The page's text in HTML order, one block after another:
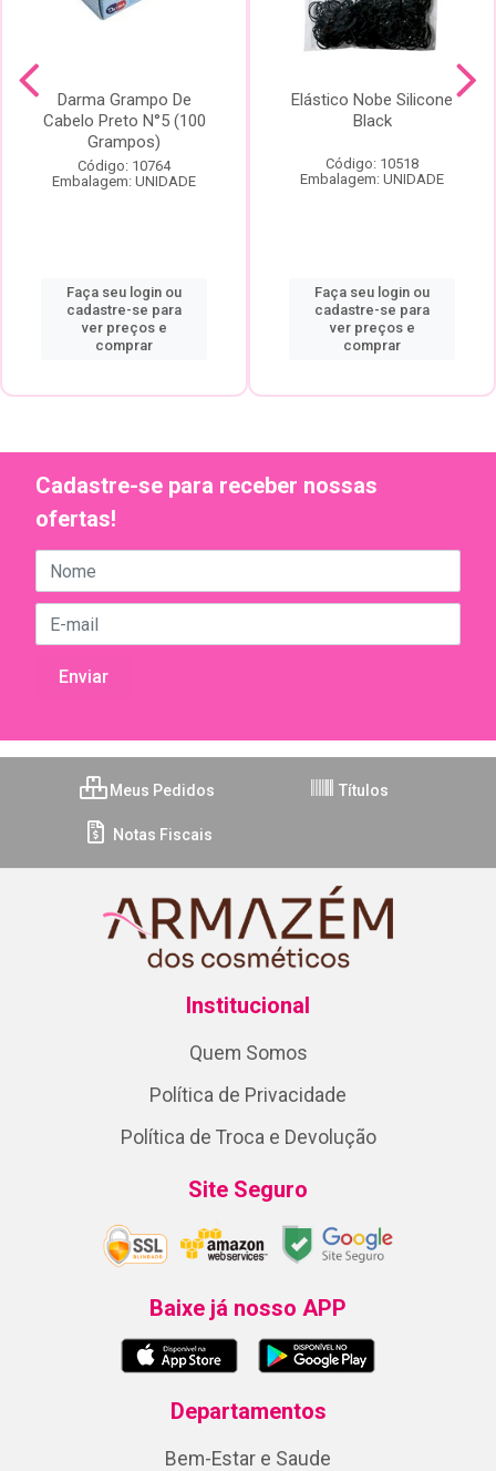
Darma Grampo De
Cabelo Preto N°5 (100
Grampos)
Código: 10764
Embalagem: UNIDADE
Faça seu login ou
cadastre-se para
ver preços e
comprar
Elástico Nobe Silicone
Black
Código: 10518
Embalagem: UNIDADE
Faça seu login ou
cadastre-se para
ver preços e
comprar
Cadastre-se para receber nossas
ofertas!
Meus Pedidos Títulos
Notas Fiscais
Institucional
Quem Somos
Política de Privacidade
Política de Troca e Devolução
Site Seguro
Baixe já nosso APP
Departamentos
Bem-Estar e Saude